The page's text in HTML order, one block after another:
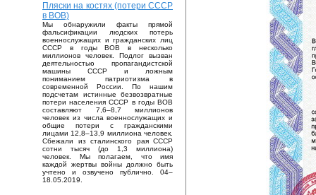
Пляски на костях (потери СССР
в ВОВ)
Мы обнаружили факты прямой
фальсификации людских потерь
военнослужащих и гражданских лиц
СССР в годы ВОВ в несколько
миллионов человек. Подлог вызван
деятельностью пропагандистской
машины СССР и ложным
пониманием патриотизма в
современной России. По нашим
подсчетам истинные безвозвратные
потери населения СССР в годы ВОВ
составляют 7,6–8,7 миллионов
человек из числа военнослужащих и
общие потери с гражданскими
лицами 12,8–13,9 миллиона человек.
Сбежали из сталинского рая СССР
сотни тысяч (до 1,3 миллиона)
человек. Мы полагаем, что имя
каждой жертвы войны должно быть
учтено и озвучено публично. 04–
18.05.2019.